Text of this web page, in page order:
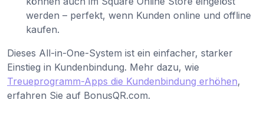
werden – perfekt, wenn Kunden online und offline
kaufen.
Dieses All-in-One-System ist ein einfacher, starker
Einstieg in Kundenbindung. Mehr dazu, wie
Treueprogramm-Apps die Kundenbindung erhöhen,
erfahren Sie auf BonusQR.com.